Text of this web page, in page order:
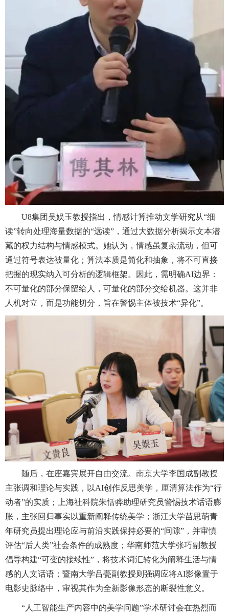
U8集团吴娱玉教授指出，情感计算推动文学研究从“细
读”转向处理海量数据的“远读”，通过大数据分析揭示文本潜
藏的权力结构与情感模式。她认为，情感虽复杂流动，但可
通过符号表达被量化；算法本质是简化和抽象，将不可直接
把握的现实纳入可分析的逻辑框架。因此，需明确AI边界：
不可量化的部分保留给人，可量化的部分交给机器。这并非
人机对立，而是功能切分，旨在警惕主体被技术“异化”。
随后，在座嘉宾展开自由交流。南京大学李国成副教授
主张调和理论与实践，以AI创作反思美学，厘清算法作为“行
动者”的实质；上海社科院朱恬骅助理研究员警惕技术话语膨
胀，主张回归事实以重新阐释传统美学；浙江大学苗思萌青
年研究员提出理论应与前沿实践保持必要的“间隙”，并审慎
评估“后人类”社会条件的成熟度；华南师范大学张巧副教授
倡导构建“可变的接续性”，将技术词汇转化为阐释生活与情
感的人文话语；暨南大学吕甍副教授则强调应将AI影像置于
电影史脉络中，审视其作为全新影像形态的断裂性意义。
“人工智能生产内容中的美学问题”学术研讨会在热烈而